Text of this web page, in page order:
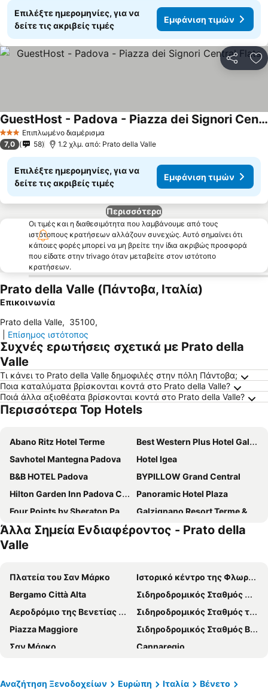
Επιλέξτε ημερομηνίες, για να
δείτε τις ακριβείς τιμές
Εμφάνιση τιμών
3 ΑστέριαΕπιπλωμένο διαμέρισμα
GuestHost - Padova - Piazza dei Signori Central Flats
7,0 58 1.2 χλμ. από: Prato della Valle
Επιλέξτε ημερομηνίες, για να
δείτε τις ακριβείς τιμές
Εμφάνιση τιμών
Περισσότερα
Οι τιμές και η διαθεσιμότητα που λαμβάνουμε από τους
ιστότοπους κρατήσεων αλλάζουν συνεχώς. Αυτό σημαίνει ότι
κάποιες φορές μπορεί να μη βρείτε την ίδια ακριβώς προσφορά
που είδατε στην trivago όταν μεταβείτε στον ιστότοπο
κρατήσεων.
Prato della Valle (Πάντοβα, Ιταλία)
Επικοινωνία
Prato della Valle, 35100,
Επίσημος ιστότοπος
Συχνές ερωτήσεις σχετικά με Prato della
Valle
Τι κάνει το Prato della Valle δημοφιλές στην πόλη Πάντοβα;
Ποια καταλύματα βρίσκονται κοντά στο Prato della Valle?
Ποιά άλλα αξιοθέατα βρίσκονται κοντά στο Prato della Valle?
Περισσότερα Top Hotels
Abano Ritz Hotel Terme
Best Western Plus Hotel Galileo Padova
Savhotel Mantegna Padova
Hotel Igea
B&B HOTEL Padova
BYPILLOW Grand Central
Hilton Garden Inn Padova City Centre
Panoramic Hotel Plaza
Four Points by Sheraton Padova
Galzignano Resort Terme & Golf - Hotel Sporting
Abano Grand Hotel
Best Western Hotel Biri
Grand Hotel Terme & Spa
Scrovegni Room & Breakfast
Hotel Arcella
Hotel Terme Venezia
Tulip Inn Padova
Best Western Plus Net Tower Hotel Padova
Maritan Hotel & Spa
Terme di Relilax Boutique Hotel & Spa
Hotel Ariston Molino Buja
Hotel Terme Delle Nazioni
Hotel Terme Patria
Hotel Donatello
Hotel Al Cason
Άλλα Σημεία Ενδιαφέροντος - Prato della
Valle
Πλατεία του Σαν Μάρκο
Ιστορικό κέντρο της Φλωρεντίας
Bergamo Città Alta
Σιδηροδρομικός Σταθμός Μπολώνια
Αεροδρόμιο της Βενετίας Μάρκο Πόλο
Σιδηροδρομικός Σταθμός της Φλωρεντίας Σάντα Μαρία Νοβέλα
Piazza Maggiore
Σιδηροδρομικός Σταθμός Βενέτσια Μέστρε
Σαν Μάρκο
Cannaregio
Αεροδρόμιο Μπολόνια
Stazione di Bergamo
Αναζήτηση Ξενοδοχείων Ευρώπη Ιταλία
Βένετο